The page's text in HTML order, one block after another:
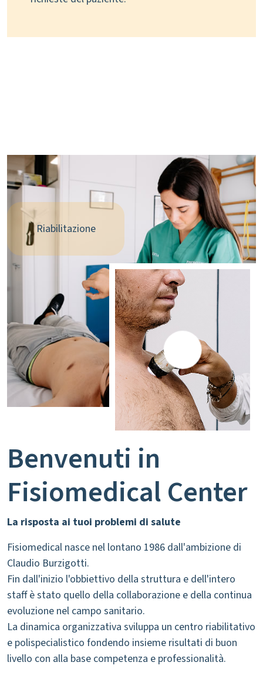
Riabilitazione
Benvenuti in
Fisiomedical Center
La risposta ai tuoi problemi di salute
Fisiomedical nasce nel lontano 1986 dall'ambizione di
Claudio Burzigotti.
Fin dall'inizio l'obbiettivo della struttura e dell'intero
staff è stato quello della collaborazione e della continua
evoluzione nel campo sanitario.
La dinamica organizzativa sviluppa un centro riabilitativo
e polispecialistico fondendo insieme risultati di buon
livello con alla base competenza e professionalità.